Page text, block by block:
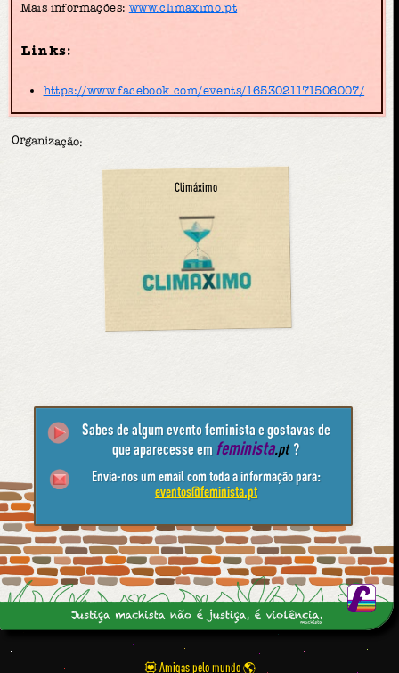
Mais informações: www.climaximo.pt
Links:
https://www.facebook.com/events/1653021171506007/
Organização:
Climáximo
Sabes de algum evento feminista e gostavas de
que aparecesse em feminista.pt ?
Envia-nos um email com toda a informação para:
eventos@feminista.pt
💟 Amigas pelo mundo